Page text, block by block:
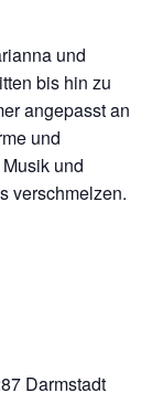
und
bis hin zu
angepasst an
und
und
verschmelzen.
Darmstadt